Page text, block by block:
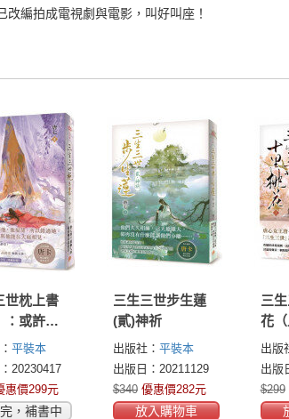
編拍成電視劇與電影，叫好叫座！
世枕上書
：或許終
，我與他
庭相見。
下最動人
傳奇最終
平裝本
20230417
惠價299元
，補書中
三生三世步生蓮
(貳)神祈
出版社： 平裝本
出版日：20211129
$340 優惠價282元
放入購物車
三
花（
出版
出版
$299